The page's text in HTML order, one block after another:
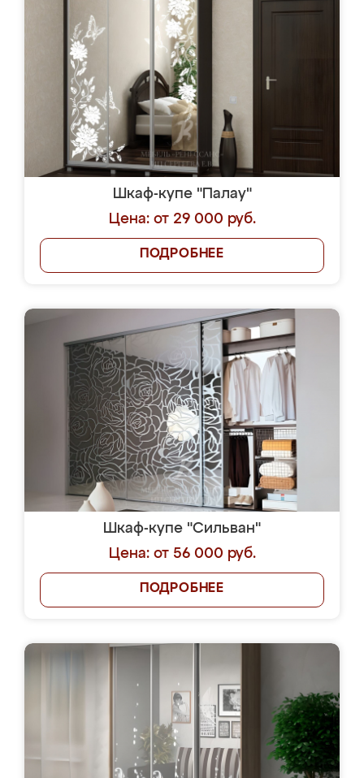
Шкаф-купе "Палау"
Цена: от 29 000 руб.
ПОДРОБНЕЕ
Шкаф-купе "Сильван"
Цена: от 56 000 руб.
ПОДРОБНЕЕ